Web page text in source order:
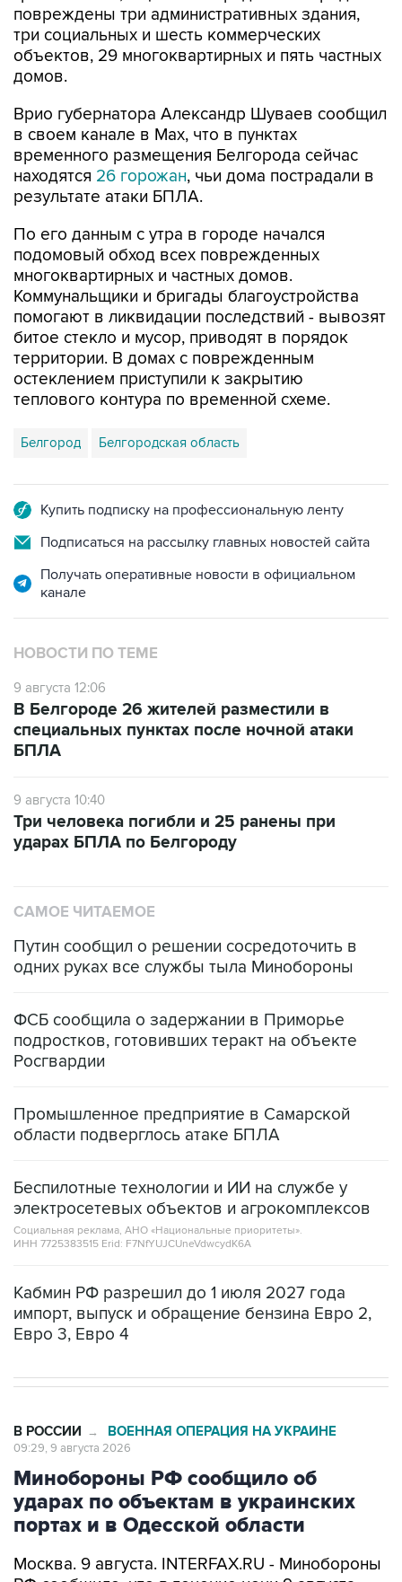
повреждены три административных здания,
три социальных и шесть коммерческих
объектов, 29 многоквартирных и пять частных
домов.
Врио губернатора Александр Шуваев сообщил
в своем канале в Мах, что в пунктах
временного размещения Белгорода сейчас
находятся 26 горожан, чьи дома пострадали в
результате атаки БПЛА.
По его данным с утра в городе начался
подомовый обход всех поврежденных
многоквартирных и частных домов.
Коммунальщики и бригады благоустройства
помогают в ликвидации последствий - вывозят
битое стекло и мусор, приводят в порядок
территории. В домах с поврежденным
остеклением приступили к закрытию
теплового контура по временной схеме.
Белгород Белгородская область
Купить подписку на профессиональную ленту
Подписаться на рассылку главных новостей сайта
Получать оперативные новости в официальном
канале
НОВОСТИ ПО ТЕМЕ
9 августа 12:06
В Белгороде 26 жителей разместили в
специальных пунктах после ночной атаки
БПЛА
9 августа 10:40
Три человека погибли и 25 ранены при
ударах БПЛА по Белгороду
САМОЕ ЧИТАЕМОЕ
Путин сообщил о решении сосредоточить в
одних руках все службы тыла Минобороны
ФСБ сообщила о задержании в Приморье
подростков, готовивших теракт на объекте
Росгвардии
Промышленное предприятие в Самарской
области подверглось атаке БПЛА
Беспилотные технологии и ИИ на службе у
электросетевых объектов и агрокомплексов
Социальная реклама, АНО «Национальные приоритеты».
ИНН 7725383515 Erid: F7NfYUJCUneVdwcydK6A
Кабмин РФ разрешил до 1 июля 2027 года
импорт, выпуск и обращение бензина Евро 2,
Евро 3, Евро 4
В РОССИИ → ВОЕННАЯ ОПЕРАЦИЯ НА УКРАИНЕ
09:29, 9 августа 2026
Минобороны РФ сообщило об
ударах по объектам в украинских
портах и в Одесской области
Москва. 9 августа. INTERFAX.RU - Минобороны